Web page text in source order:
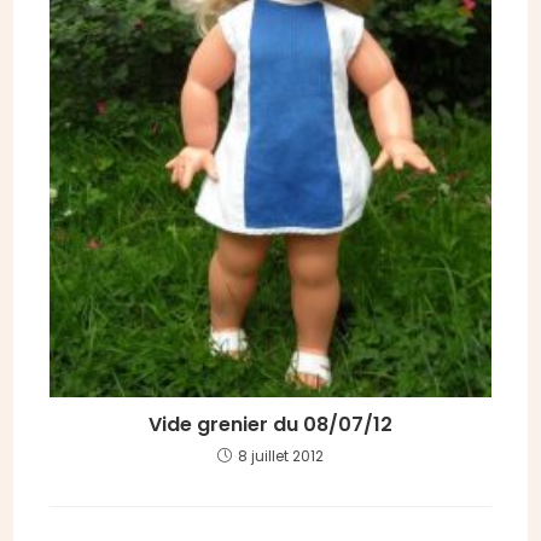
Vide grenier du 08/07/12
8 juillet 2012